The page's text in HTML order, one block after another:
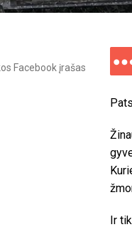
Facebook įrašas
Ir